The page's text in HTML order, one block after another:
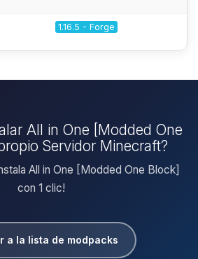
1.16.5 - Forge
All in One [Modded One
Servidor Minecraft?
All in One [Modded One Block]
con 1 clic!
a la lista de modpacks